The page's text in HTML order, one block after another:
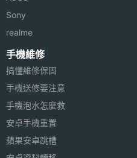
藍牙
機體規格
3.5mm
耳機孔
機身顏
色
Sony
realme
手機維修
搞懂維修保固
手機送修要注意
手機泡水怎麼救
安卓手機重置
蘋果安卓跳槽